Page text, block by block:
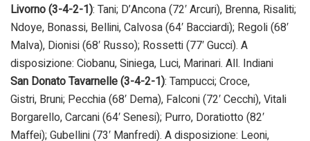
Livorno (3-4-2-1): Tani; D’Ancona (72′ Arcuri), Brenna, Risaliti;
Ndoye, Bonassi, Bellini, Calvosa (64′ Bacciardi); Regoli (68′
Malva), Dionisi (68′ Russo); Rossetti (77′ Gucci). A
disposizione: Ciobanu, Siniega, Luci, Marinari. All. Indiani
San Donato Tavarnelle (3-4-2-1): Tampucci; Croce,
Gistri, Bruni; Pecchia (68′ Dema), Falconi (72′ Cecchi), Vitali
Borgarello, Carcani (64′ Senesi); Purro, Doratiotto (82′
Maffei); Gubellini (73′ Manfredi). A disposizione: Leoni,